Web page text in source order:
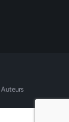
Auteurs